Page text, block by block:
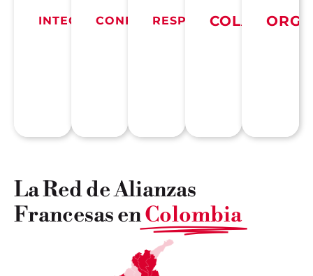
INTEGRIDADCONFIANZARESPONSABILIDAD
La Red de Alianzas
Francesas enColombia